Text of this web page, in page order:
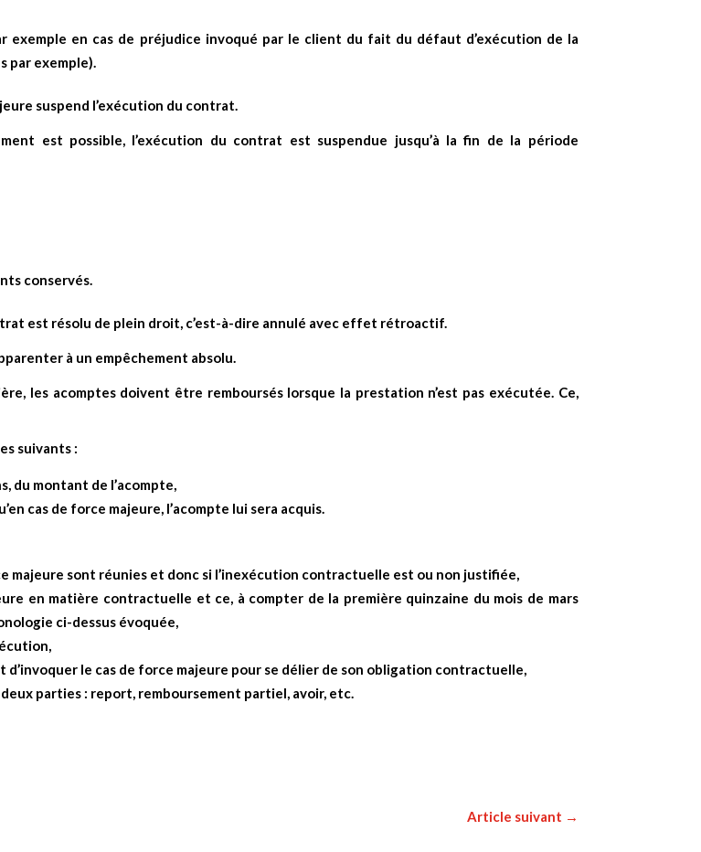
exemple en cas de préjudice invoqué par le client du fait du défaut d’exécution de la
par exemple).
suspend l’exécution du contrat.
est possible, l’exécution du contrat est suspendue jusqu’à la fin de la période
conservés.
est résolu de plein droit, c’est-à-dire annulé avec effet rétroactif.
à un empêchement absolu.
les acomptes doivent être remboursés lorsque la prestation n’est pas exécutée. Ce,
suivants :
du montant de l’acompte,
cas de force majeure, l’acompte lui sera acquis.
majeure sont réunies et donc si l’inexécution contractuelle est ou non justifiée,
en matière contractuelle et ce, à compter de la première quinzaine du mois de mars
ci-dessus évoquée,
d’invoquer le cas de force majeure pour se délier de son obligation contractuelle,
parties : report, remboursement partiel, avoir, etc.
Article suivant →